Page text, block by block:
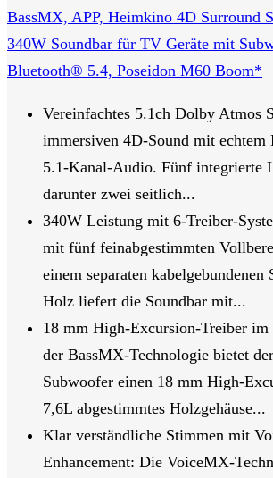
BassMX, APP, Heimkino 4D Surround
340W Soundbar für TV Geräte mit
Bluetooth® 5.4, Poseidon M60 Boom*
Vereinfachtes 5.1ch Dolby Atmos
immersiven 4D-Sound mit echtem
5.1-Kanal-Audio. Fünf integrierte
darunter zwei seitlich...
340W Leistung mit 6-Treiber-
mit fünf feinabgestimmten
einem separaten kabelgebundenen
Holz liefert die Soundbar mit...
18 mm High-Excursion-Treiber
der BassMX-Technologie bietet
Subwoofer einen 18 mm High-
7,6L abgestimmtes Holzgehäuse...
Klar verständliche Stimmen mit
Enhancement: Die VoiceMX-